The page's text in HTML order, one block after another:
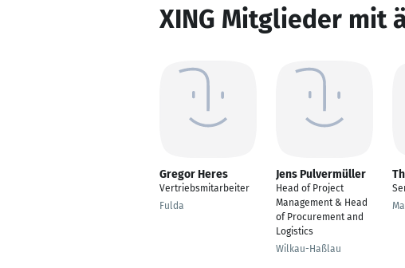
XING Mitglieder mit
Gregor Heres
Vertriebsmitarbeiter
Fulda
Jens Pulvermüller
Head of Project
Management & Head
of Procurement and
Logistics
Wilkau-Haßlau